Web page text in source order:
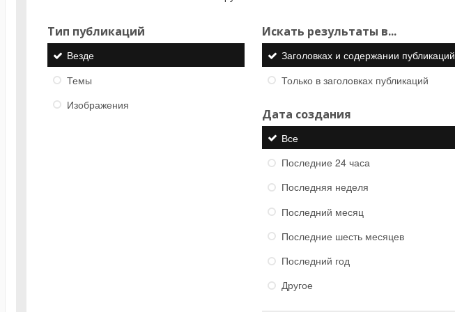
Тип публикаций
Везде
Темы
Изображения
Искать результаты в...
Заголовках и содержании публикаций
Только в заголовках публикаций
Дата создания
Все
Последние 24 часа
Последняя неделя
Последний месяц
Последние шесть месяцев
Последний год
Другое